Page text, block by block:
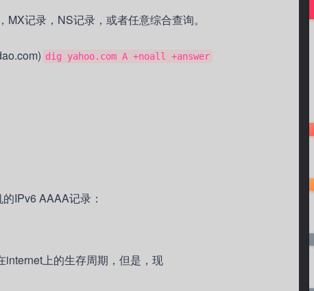
记录，NS记录，或者任意综合查询。
dig yahoo.com A +noall +answer
IPv6 AAAA记录：
上的生存周期，但是，现